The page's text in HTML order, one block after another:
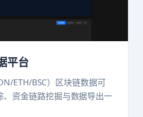
平台
ETH/BSC）区块链数据可
资金链路挖掘与数据导出一